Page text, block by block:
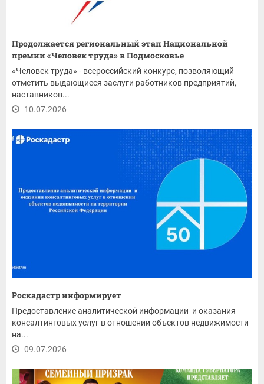
Продолжается региональный этап Национальной
премии «Человек труда» в Подмосковье
«Человек труда» - всероссийский конкурс, позволяющий
отметить выдающиеся заслуги работников предприятий,
наставников...
10.07.2026
Роскадастр информирует
Предоставление аналитической информации и оказания
консалтинговых услуг в отношении объектов недвижимости
на...
09.07.2026